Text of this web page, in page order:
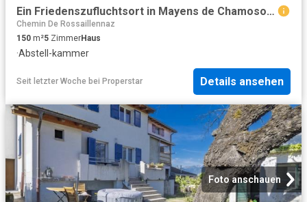
Ein Friedenszufluchtsort in Mayens de Chamoson? Natur, Sonne und Panorama
Chemin De Rossaillennaz
150 m²5 ZimmerHaus
·Abstell-kammer
Seit letzter Woche bei Properstar Details ansehen
Foto anschauen